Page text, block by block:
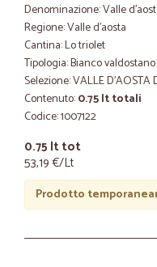
Denominazione: Valle
Regione: Valle d'aosta
Cantina: Lo triolet
Tipologia: Bianco valdostano
Selezione: VALLE D'AOSTA
Contenuto:0.75 lt totali
Codice: 1007122
0.75 lt tot
53,19 €/Lt
Prodotto